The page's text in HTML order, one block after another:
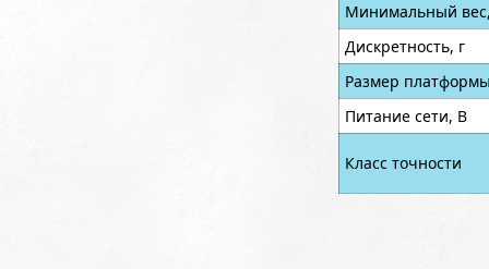
Минимальный
Дискретность, г
Размер
Питание сети, В
Класс точности